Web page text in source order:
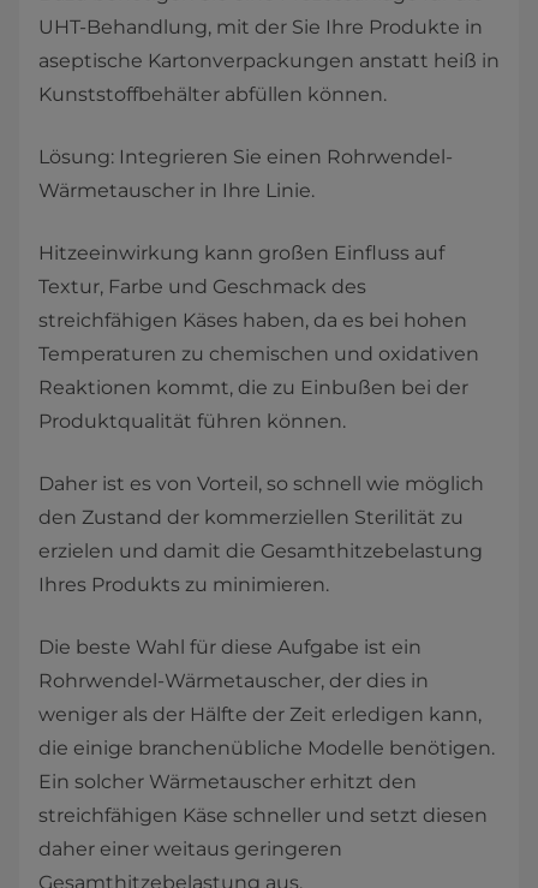
UHT-Behandlung, mit der Sie Ihre Produkte in
aseptische Kartonverpackungen anstatt heiß in
Kunststoffbehälter abfüllen können.
Lösung: Integrieren Sie einen Rohrwendel-
Wärmetauscher in Ihre Linie.
Hitzeeinwirkung kann großen Einfluss auf
Textur, Farbe und Geschmack des
streichfähigen Käses haben, da es bei hohen
Temperaturen zu chemischen und oxidativen
Reaktionen kommt, die zu Einbußen bei der
Produktqualität führen können.
Daher ist es von Vorteil, so schnell wie möglich
den Zustand der kommerziellen Sterilität zu
erzielen und damit die Gesamthitzebelastung
Ihres Produkts zu minimieren.
Die beste Wahl für diese Aufgabe ist ein
Rohrwendel-Wärmetauscher, der dies in
weniger als der Hälfte der Zeit erledigen kann,
die einige branchenübliche Modelle benötigen.
Ein solcher Wärmetauscher erhitzt den
streichfähigen Käse schneller und setzt diesen
daher einer weitaus geringeren
Gesamthitzebelastung aus.